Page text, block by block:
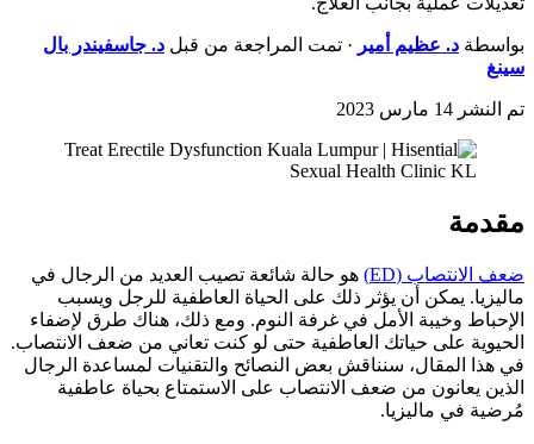
بواسطة د. عظيم أمير · تمت المراجعة من قبل د. جاسفيندر بال
سينغ
تم النشر 14 مارس 2023
مقدمة
ضعف الانتصاب (ED)
هو حالة شائعة تصيب العديد من الرجال في
ماليزيا. يمكن أن يؤثر ذلك على الحياة العاطفية للرجل ويسبب
الإحباط وخيبة الأمل في غرفة النوم. ومع ذلك، هناك طرق لإضفاء
الحيوية على حياتك العاطفية حتى لو كنت تعاني من ضعف الانتصاب.
في هذا المقال، سنناقش بعض النصائح والتقنيات لمساعدة الرجال
الذين يعانون من ضعف الانتصاب على الاستمتاع بحياة عاطفية
مُرضية في ماليزيا.